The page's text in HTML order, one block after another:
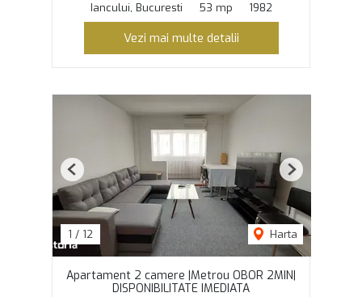
Iancului, Bucuresti 53 mp 1982
Vezi mai multe detalii
1 / 12 Harta
Previous Next
Apartament 2 camere |Metrou OBOR 2MIN|
DISPONIBILITATE IMEDIATA